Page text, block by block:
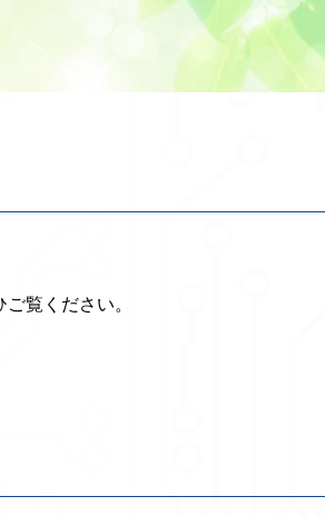
覧ください。